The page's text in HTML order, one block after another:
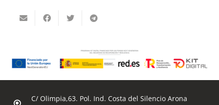
C/ Olimpia,63. Pol. Ind. Costa del Silencio Arona